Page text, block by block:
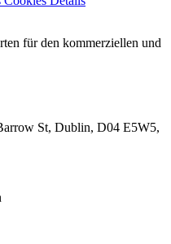
für den kommerziellen und
St, Dublin, D04 E5W5,